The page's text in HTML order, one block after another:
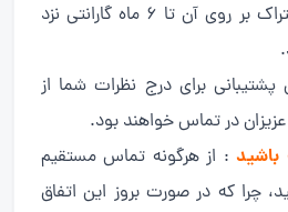
بهتر است با درج کد اشتراک بر روی آن تا ۶ ماه گارانتی نزد
روز کاری پشتیبانی برای درج نظرات شما از
در تماس خواهند بود.
: از هرگونه تماس مستقیم
چرا که در صورت بروز این اتفاق